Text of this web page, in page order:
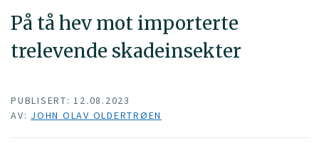
På tå hev mot importerte
trelevende skadeinsekter
PUBLISERT: 12.08.2023
AV: JOHN OLAV OLDERTRØEN